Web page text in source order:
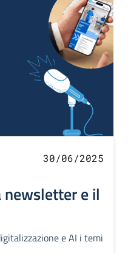
30/06/2025
newsletter e il
e AI i temi